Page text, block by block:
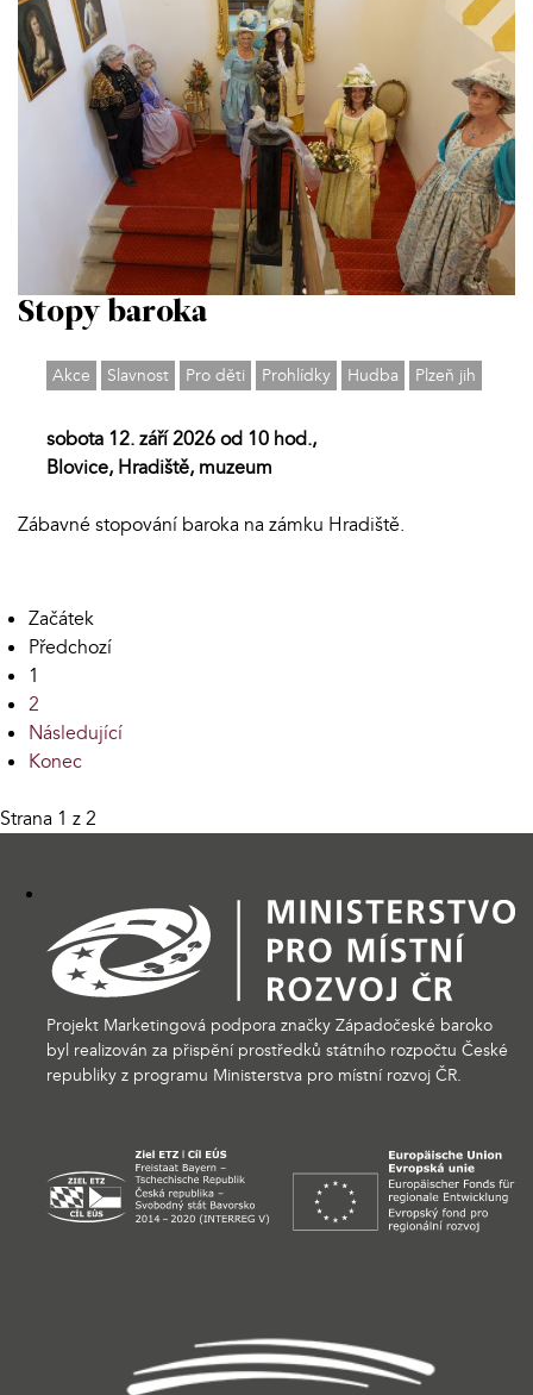
Stopy baroka
Akce Slavnost Pro děti Prohlídky Hudba Plzeň jih
sobota 12. září 2026 od 10 hod.,
Blovice, Hradiště, muzeum
Zábavné stopování baroka na zámku Hradiště.
Začátek
Předchozí
1
2
Následující
Konec
Strana 1 z 2
Projekt Marketingová podpora značky Západočeské baroko
byl realizován za přispění prostředků státního rozpočtu České
republiky z programu Ministerstva pro místní rozvoj ČR.